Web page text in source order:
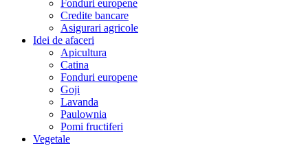
Fonduri europene
Credite bancare
Asigurari agricole
Idei de afaceri
Apicultura
Catina
Fonduri europene
Goji
Lavanda
Paulownia
Pomi fructiferi
Vegetale